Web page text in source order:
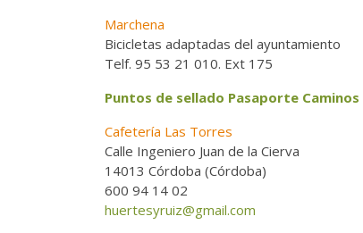
Marchena
Bicicletas adaptadas del ayuntamiento
Telf. 95 53 21 010. Ext 175
Puntos de sellado Pasaporte
Cafetería Las Torres
Calle Ingeniero Juan de la Cierva
14013 Córdoba (Córdoba)
600 94 14 02
huertesyruiz@gmail.com